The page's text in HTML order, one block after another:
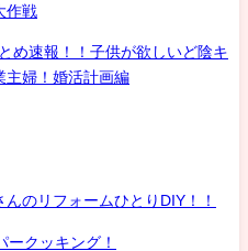
作戦
め速報！！子供が欲しいど陰キ
主婦！婚活計画編
のリフォームひとりDIY！！
ークッキング！